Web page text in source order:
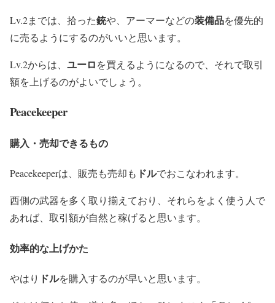
Lv.2までは、拾った銃や、アーマーなどの装備品を優先的
に売るようにするのがいいと思います。
Lv.2からは、 ユーロを買えるようになるので、それで取引
額を上げるのがよいでしょう。
Peacekeeper
購入・売却できるもの
Peacekeeperは、販売も売却も ドルでおこなわれます。
西側の武器を多く取り揃えており、それらをよく使う人で
あれば、取引額が自然と稼げると思います。
効率的な上げかた
やはり ドルを購入するのが早いと思います。